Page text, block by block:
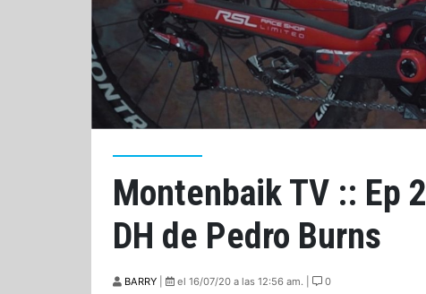
Montenbaik TV :: Ep
DH de Pedro Burns
BARRY el 16/07/20 a las 12:56 am. | 0